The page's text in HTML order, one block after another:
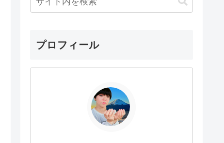
プロフィール